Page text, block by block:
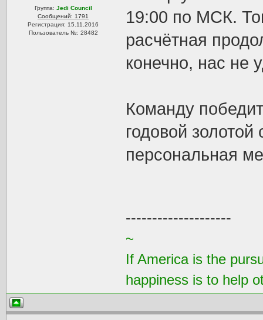
Группа: Jedi Council
Сообщений: 1791
Регистрация: 15.11.2016
Пользователь №: 28482
19:00 по МСК.
расчётная
конечно, нас не
Команду
годовой
персональная
--------------------
~
If America is the
happiness is to help